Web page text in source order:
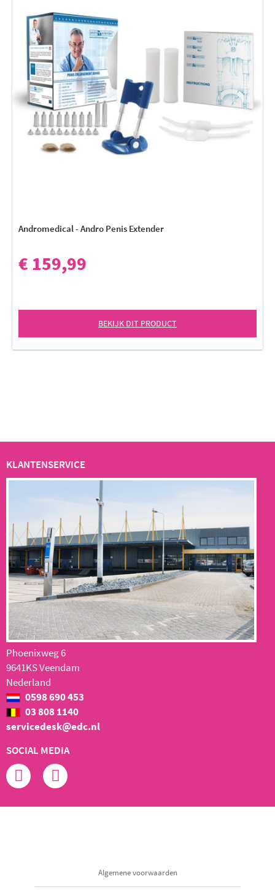
Andromedical - Andro Penis Extender
€ 159,99
BEKIJK DIT PRODUCT
KLANTENSERVICE
Phoenixweg 6
9641KS Veendam
Nederland
0598 690 453
03 808 1140
servicedesk@edc.nl
SOCIAL MEDIA
Algemene voorwaarden